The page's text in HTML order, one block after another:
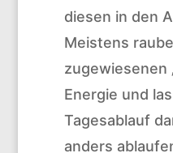
diesen in den
Meistens
zugewiesenen
Energie und
Tagesablauf
anders